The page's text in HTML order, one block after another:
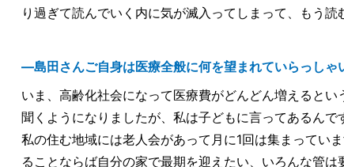
り過ぎて読んでいく内に気が滅入ってしまって、もう
―島田さんご自身は医療全般に何を望まれていらっしゃ
いま、高齢化社会になって医療費がどんどん増えると
聞くようになりましたが、私は子どもに言ってあるん
私の住む地域には老人会があって月に1回は集まってい
ることならば自分の家で最期を迎えたい、いろんな管